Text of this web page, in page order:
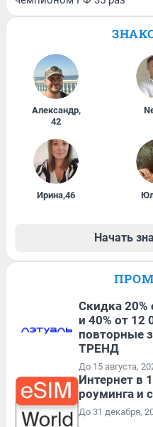
Александр,
42
Ирина,46
Начать
Скидка 20%
и 40% от 12
повторные
ТРЕНД
До 15 августа,
Интернет в
роуминга и
До 31 декабря,